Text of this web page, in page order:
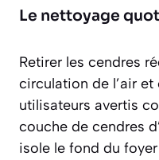
Le nettoyage
Retirer les cendres
circulation de l’air
utilisateurs avertis
couche de cendres
isole le fond du